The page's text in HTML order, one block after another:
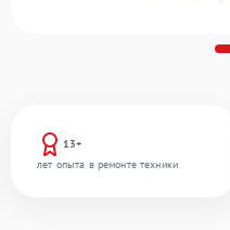
13+
лет опыта в ремонте техники